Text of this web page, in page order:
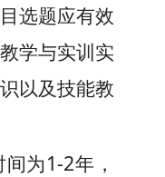
选题应有效
学与实训实
以及技能教
间为1-2年，